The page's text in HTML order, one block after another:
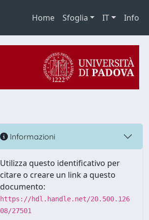
Home Sfoglia IT Info
Informazioni
Utilizza questo identificativo per
citare o creare un link a questo
documento:
https://hdl.handle.net/20.500.126
08/27501